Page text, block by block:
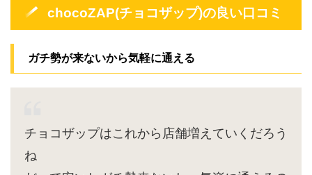
chocoZAP(チョコザップ)の良い口コミ
ガチ勢が来ないから気軽に通える
チョコザップはこれから店舗増えていくだろう
ね